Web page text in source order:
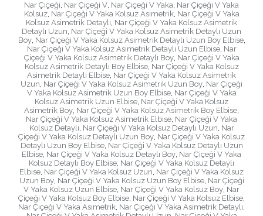
Nar Çiçeği, Nar Çiçeği V, Nar Çiçeği V Yaka, Nar Çiçeği V Yaka
Kolsuz, Nar Çiçeği V Yaka Kolsuz Asimetrik, Nar Çiçeği V Yaka
Kolsuz Asimetrik Detaylı, Nar Çiçeği V Yaka Kolsuz Asimetrik
Detaylı Uzun, Nar Çiçeği V Yaka Kolsuz Asimetrik Detaylı Uzun
Boy, Nar Çiçeği V Yaka Kolsuz Asimetrik Detaylı Uzun Boy Elbise,
Nar Çiçeği V Yaka Kolsuz Asimetrik Detaylı Uzun Elbise, Nar
Çiçeği V Yaka Kolsuz Asimetrik Detaylı Boy, Nar Çiçeği V Yaka
Kolsuz Asimetrik Detaylı Boy Elbise, Nar Çiçeği V Yaka Kolsuz
Asimetrik Detaylı Elbise, Nar Çiçeği V Yaka Kolsuz Asimetrik
Uzun, Nar Çiçeği V Yaka Kolsuz Asimetrik Uzun Boy, Nar Çiçeği
V Yaka Kolsuz Asimetrik Uzun Boy Elbise, Nar Çiçeği V Yaka
Kolsuz Asimetrik Uzun Elbise, Nar Çiçeği V Yaka Kolsuz
Asimetrik Boy, Nar Çiçeği V Yaka Kolsuz Asimetrik Boy Elbise,
Nar Çiçeği V Yaka Kolsuz Asimetrik Elbise, Nar Çiçeği V Yaka
Kolsuz Detaylı, Nar Çiçeği V Yaka Kolsuz Detaylı Uzun, Nar
Çiçeği V Yaka Kolsuz Detaylı Uzun Boy, Nar Çiçeği V Yaka Kolsuz
Detaylı Uzun Boy Elbise, Nar Çiçeği V Yaka Kolsuz Detaylı Uzun
Elbise, Nar Çiçeği V Yaka Kolsuz Detaylı Boy, Nar Çiçeği V Yaka
Kolsuz Detaylı Boy Elbise, Nar Çiçeği V Yaka Kolsuz Detaylı
Elbise, Nar Çiçeği V Yaka Kolsuz Uzun, Nar Çiçeği V Yaka Kolsuz
Uzun Boy, Nar Çiçeği V Yaka Kolsuz Uzun Boy Elbise, Nar Çiçeği
V Yaka Kolsuz Uzun Elbise, Nar Çiçeği V Yaka Kolsuz Boy, Nar
Çiçeği V Yaka Kolsuz Boy Elbise, Nar Çiçeği V Yaka Kolsuz Elbise,
Nar Çiçeği V Yaka Asimetrik, Nar Çiçeği V Yaka Asimetrik Detaylı,